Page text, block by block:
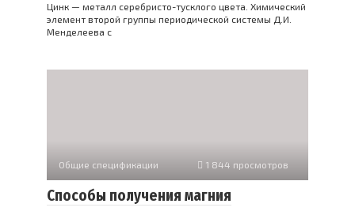
Цинк — металл серебристо-тусклого цвета. Химический
элемент второй группы периодической системы Д.И.
Менделеева с
Общие спецификации 1 844 просмотров
Способы получения магния